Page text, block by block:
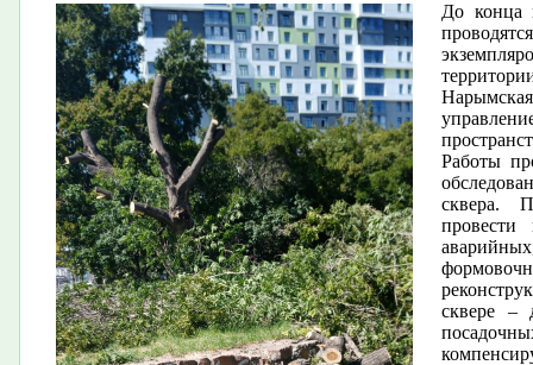
Д​о конца
Работы
сквера.
сквере –